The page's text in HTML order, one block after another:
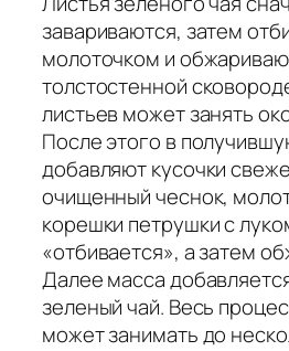
завариваются, затем
молоточком и
толстостенной
листьев может занять
После этого в
добавляют кусочки
очищенный чеснок,
корешки петрушки с
«отбивается», а затем
Далее масса
зеленый чай. Весь
может занимать до